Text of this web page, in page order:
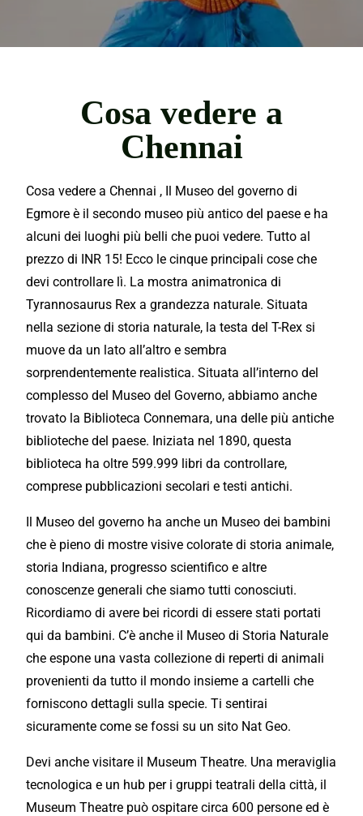
Cosa vedere a
Chennai
Cosa vedere a Chennai , Il Museo del governo di
Egmore è il secondo museo più antico del paese e ha
alcuni dei luoghi più belli che puoivedere. Tutto al
prezzo di INR 15! Ecco le cinque principali cose che
devi controllare lì. La mostraanimatronica di
Tyrannosaurus Rex a grandezza naturale. Situata
nellasezione di storia naturale, la testa del T-Rex si
muove da un lato all’altro e sembra
sorprendentemente realistica.Situataall’interno del
complesso del Museo del Governo, abbiamo anche
trovato la Biblioteca Connemara, una delle più antiche
biblioteche del paese. Iniziata nel 1890, questa
biblioteca ha oltre 599.999 libri da controllare,
comprese pubblicazioni secolari e testi antichi.
Il Museo delgoverno ha anche un Museo dei bambini
che è pieno di mostre visive colorate di storia animale,
storia Indiana, progresso scientifico e altre
conoscenzegenerali che siamo tutti conosciuti.
Ricordiamo di avere bei ricordi di essere stati portati
qui da bambini. C’è anche il Museo di Storia Naturale
cheespone una vasta collezione di reperti di animali
provenienti da tutto il mondo insieme a cartelli che
forniscono dettagli sulla specie. Ti sentirai
sicuramente come se fossi su un sito Nat Geo.
Devi anchevisitare il Museum Theatre. Una meraviglia
tecnologica e un hub per i gruppi teatrali della città, il
Museum Theatre può ospitare circa 600 persone ed è